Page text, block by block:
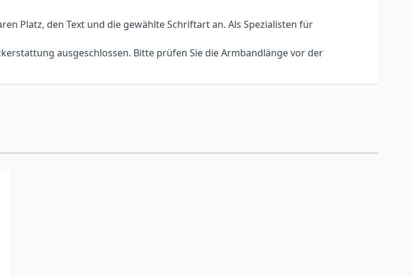
Platz, den Text und die gewählte Schriftart an. Als Spezialisten für
ausgeschlossen. Bitte prüfen Sie die Armbandlänge vor der